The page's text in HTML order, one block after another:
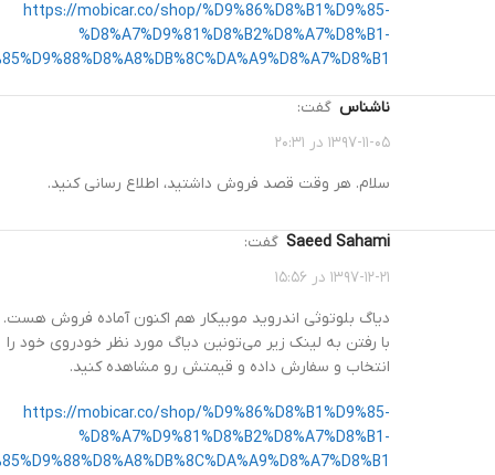
https://mobicar.co/shop/%D9%86%D8%B1%D9%85-
%D8%A7%D9%81%D8%B2%D8%A7%D8%B1-
ناشناس گفت:
۱۳۹۷-۱۱-۰۵ در ۲۰:۳۱
سلام. هر وقت قصد فروش داشتید، اطلاع رسانی کنید.
Saeed Sahami
گفت:
۱۳۹۷-۱۲-۲۱ در ۱۵:۵۶
دیاگ بلوتوثی اندروید موبیکار هم اکنون آماده فروش هست.
با رفتن به لینک زیر می‌تونین دیاگ مورد نظر خودروی خود را
انتخاب و سفارش داده و قیمتش رو مشاهده کنید.
https://mobicar.co/shop/%D9%86%D8%B1%D9%85-
%D8%A7%D9%81%D8%B2%D8%A7%D8%B1-